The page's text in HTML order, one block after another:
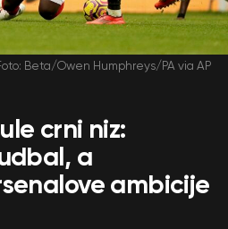
Beta/Owen Humphreys/PA via AP
crni niz:
a
ambicije